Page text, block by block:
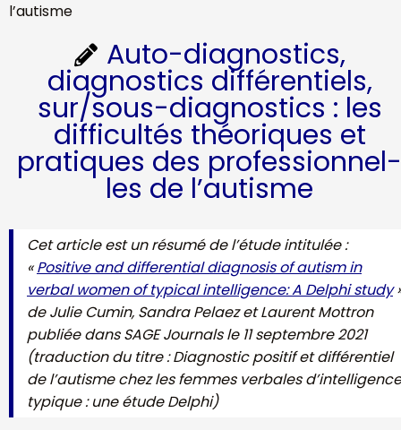
l’autisme
Auto-diagnostics,
diagnostics différentiels,
sur/sous-diagnostics : les
difficultés théoriques et
pratiques des professionnel-
les de l’autisme
Cet article est un résumé de l’étude intitulée :
«Positive and differential diagnosis of autism in
verbal women of typical intelligence: A Delphi study
de Julie Cumin, Sandra Pelaez et Laurent Mottron
publiée dans SAGE Journals le 11 septembre 2021
(traduction du titre : Diagnostic positif et différentiel
de l’autisme chez les femmes verbales d’intelligence
typique : une étude Delphi)